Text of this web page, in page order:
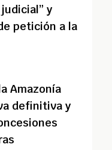
y
petición a la
Amazonía
definitiva y